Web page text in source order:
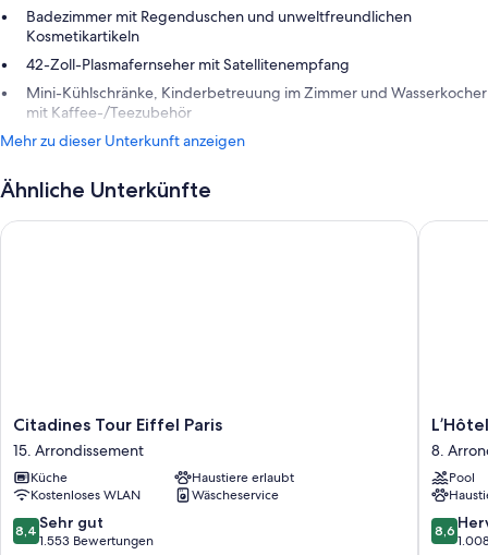
Badezimmer mit Regenduschen und unweltfreundlichen
Kosmetikartikeln
42-Zoll-Plasmafernseher mit Satellitenempfang
Mini-Kühlschränke, Kinderbetreuung im Zimmer und Wasserkocher
mit Kaffee-/Teezubehör
Mehr zu dieser Unterkunft anzeigen
Ähnliche Unterkünfte
Citadines
Tour
Eiffel
Paris
15.
Arrondissement
Citadines Tour Eiffel Paris
15. Arrondissement
Küche
Haustiere erlaubt
Kostenloses WLAN
Wäscheservice
8.4
von
8,4 Sehr gut
1.553 Bewertungen
Citadines Tour Eiffel Paris
L’Hôtel
du
Paris
8.
8.
Pool
8.6
von
8,6
L’Hôtel